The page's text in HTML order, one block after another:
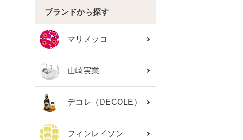
ブランドから探す
マリメッコ
山崎実業
デコレ（DECOLE）
フィンレイソン